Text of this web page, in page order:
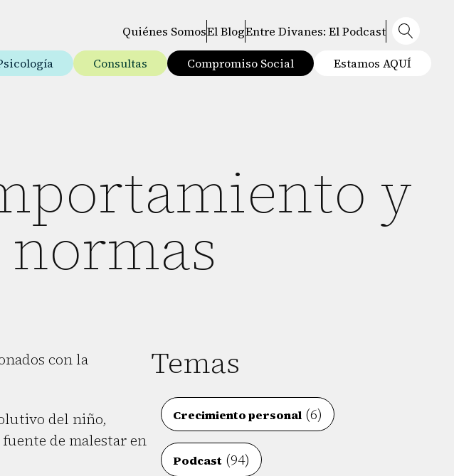
Quiénes SomosEl BlogEntre Divanes: El Podcast
Consultas Compromiso Social Estamos AQUÍ
y
con la
del niño,
de malestar en
Temas
Crecimiento personal (6)
Podcast (94)